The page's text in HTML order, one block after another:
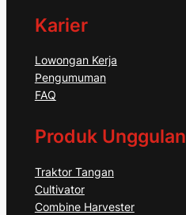
Karier
Lowongan Kerja
Pengumuman
FAQ
Produk Unggulan
Traktor Tangan
Cultivator
Combine Harvester